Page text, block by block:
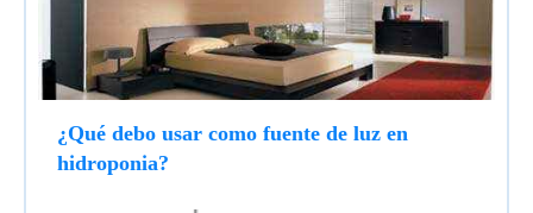
¿Qué debo usar como fuente de luz en
hidroponia?